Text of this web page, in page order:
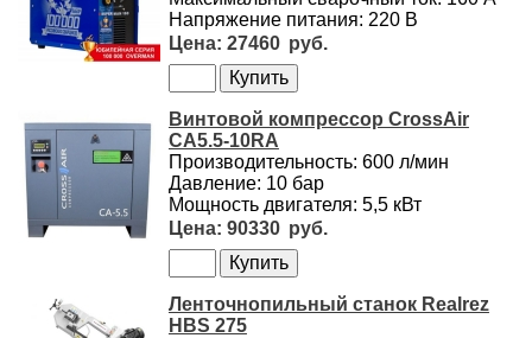
Напряжение питания: 220 В
27460
Винтовой компрессор CrossAir
CA5.5-10RA
Производительность: 600 л/мин
Давление: 10 бар
Мощность двигателя: 5,5 кВт
90330
Ленточнопильный станок Realrez
HBS 275